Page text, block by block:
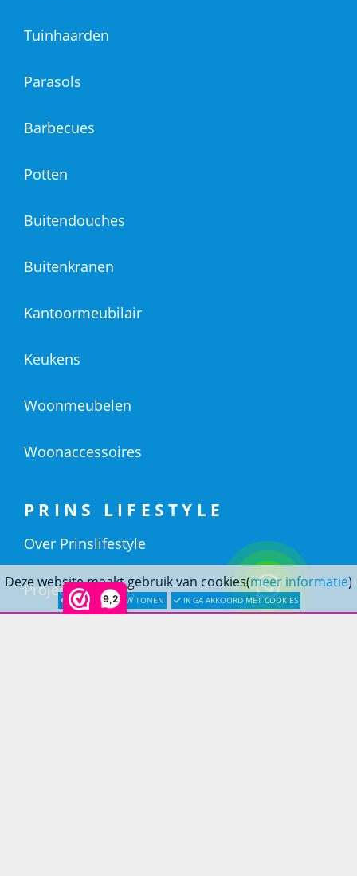
9,2
Deze website maakt gebruik van cookies(meer informatie)
LATER OPNIEUW TONEN IK GA AKKOORD MET COOKIES
Tuinhaarden
Parasols
Barbecues
Potten
Buitendouches
Buitenkranen
Kantoormeubilair
Keukens
Woonmeubelen
Woonaccessoires
PRINS LIFESTYLE
Over Prinslifestyle
Projectinrichting